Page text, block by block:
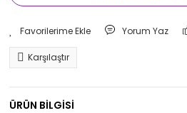
Yorum Yaz
Karşılaştır
ÜRÜN BİLGİSİ